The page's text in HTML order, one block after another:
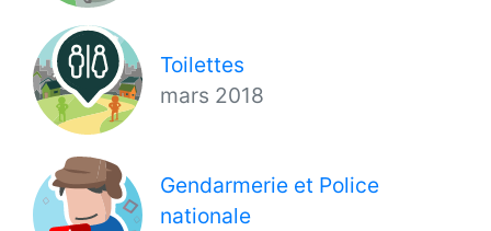
Toilettes
mars 2018
Gendarmerie et Police
nationale